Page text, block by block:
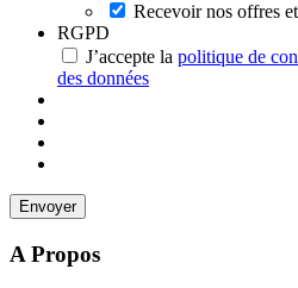
Recevoir nos offres
RGPD
J’accepte la politique de
des données
A Propos